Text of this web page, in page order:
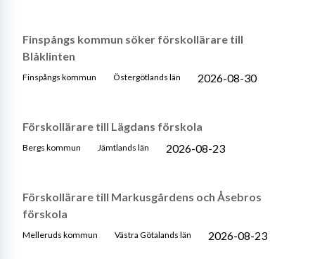
Finspångs kommun söker förskollärare till
Blåklinten
Finspångs kommun Östergötlands län 2026-08-30
Förskollärare till Lägdans förskola
Bergs kommun Jämtlands län 2026-08-23
Förskollärare till Markusgårdens och Åsebros
förskola
Melleruds kommun Västra Götalands län 2026-08-23